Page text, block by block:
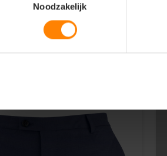
Noodzakelijk
ook leuk